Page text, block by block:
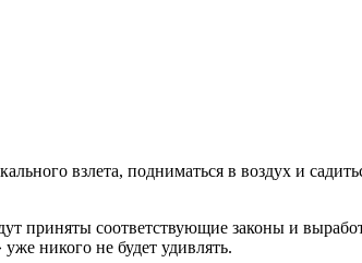
взлета, подниматься в воздух и
приняты соответствующие законы и
никого не будет удивлять.